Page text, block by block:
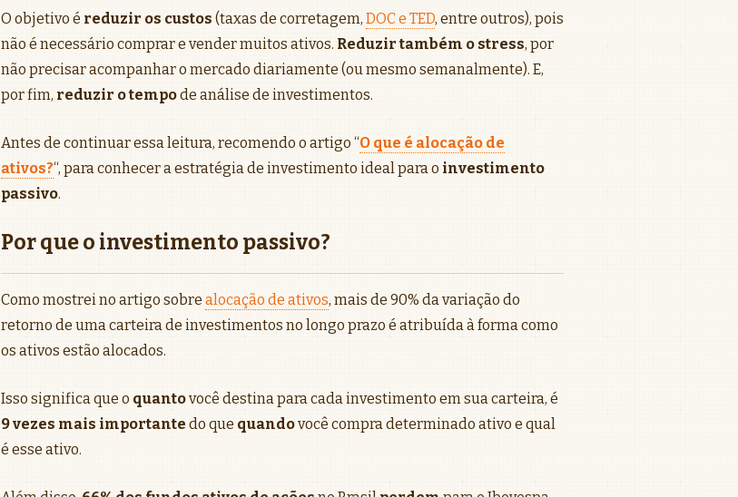
O objetivo é reduzir os custos (taxas de corretagem, DOC e TED, entre outros), pois
não é necessário comprar e vender muitos ativos. Reduzir também o stress, por
não precisar acompanhar o mercado diariamente (ou mesmo semanalmente). E,
por fim, reduzir o tempode análise de investimentos.
Antes de continuar essa leitura, recomendo o artigo “O que é alocação de
ativos?“, para conhecer a estratégia de investimento ideal para o investimento
passivo.
Por que o investimento passivo?
Como mostrei no artigo sobre alocação de ativos, mais de 90% da variação do
retorno de uma carteira de investimentos no longo prazo é atribuída à forma como
os ativos estão alocados.
Isso significa que o quantovocê destina para cada investimento em sua carteira, é
9 vezes mais importante do que quandovocê compra determinado ativo e qual
é esse ativo.